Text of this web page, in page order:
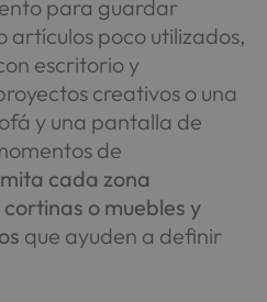
para guardar
artículos poco utilizados,
escritorio y
creativos o una
y una pantalla de
de
cada zona
o muebles y
que ayuden a definir